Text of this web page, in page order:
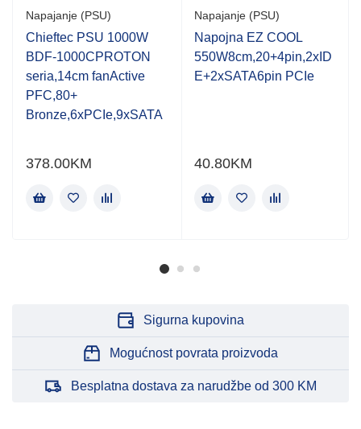
Rated
0.001
out
of
5
Napajanje (PSU)
Chieftec PSU 1000W
BDF-1000CPROTON
seria,14cm fanActive
PFC,80+
Bronze,6xPCIe,9xSATA
378.00KM
Rated
0.001
out
of
5
Napajanje (PSU)
Napojna EZ COOL
550W8cm,20+4pin,2xID
E+2xSATA6pin PCIe
40.80KM
Sigurna kupovina
Mogućnost povrata proizvoda
Besplatna dostava za narudžbe od 300 KM